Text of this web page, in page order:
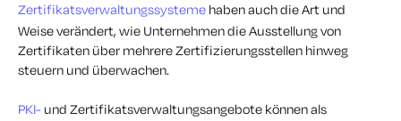
Zertifikatsverwaltungssysteme haben auch die Art und
Weise verändert, wie Unternehmen die Ausstellung von
Zertifikaten über mehrere Zertifizierungsstellen hinweg
steuern und überwachen.
PKI- und Zertifikatsverwaltungsangebote können als